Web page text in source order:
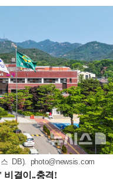
DB). photo@newsis.com